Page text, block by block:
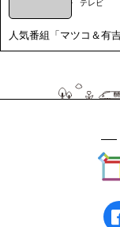
テレビ
人気番組「マツコ＆有